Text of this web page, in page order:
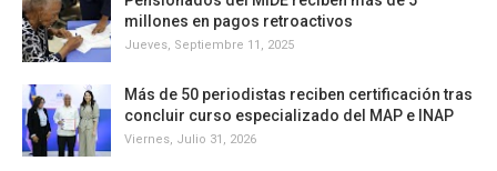
millones en pagos retroactivos
Jueves, Septiembre 11, 2025
Más de 50 periodistas reciben certificación tras
concluir curso especializado del MAP e INAP
Viernes, Julio 31, 2026